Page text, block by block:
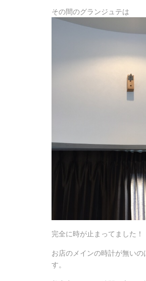
その間のグランジュテは
完全に時が止まってました！
お店のメインの時計が無い
す。